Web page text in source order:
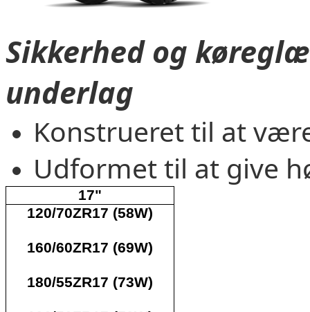
Sikkerhed og
underlag
Konstrueret til at
Udformet til at give
17"
120/70ZR17 (58W)
160/60ZR17 (69W)
180/55ZR17 (73W)